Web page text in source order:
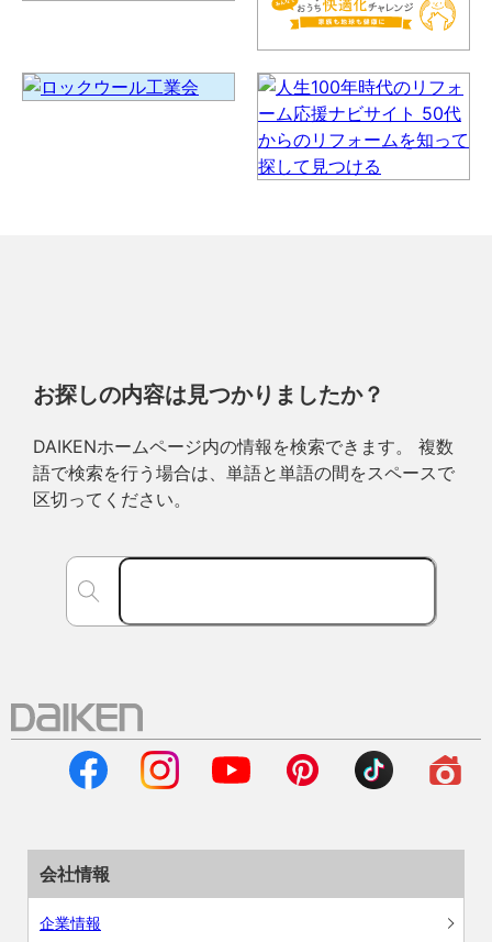
お探しの内容は見つかりましたか？
DAIKENホームページ内の情報を検索できます。 複数
語で検索を行う場合は、単語と単語の間をスペースで
区切ってください。
会社情報
企業情報